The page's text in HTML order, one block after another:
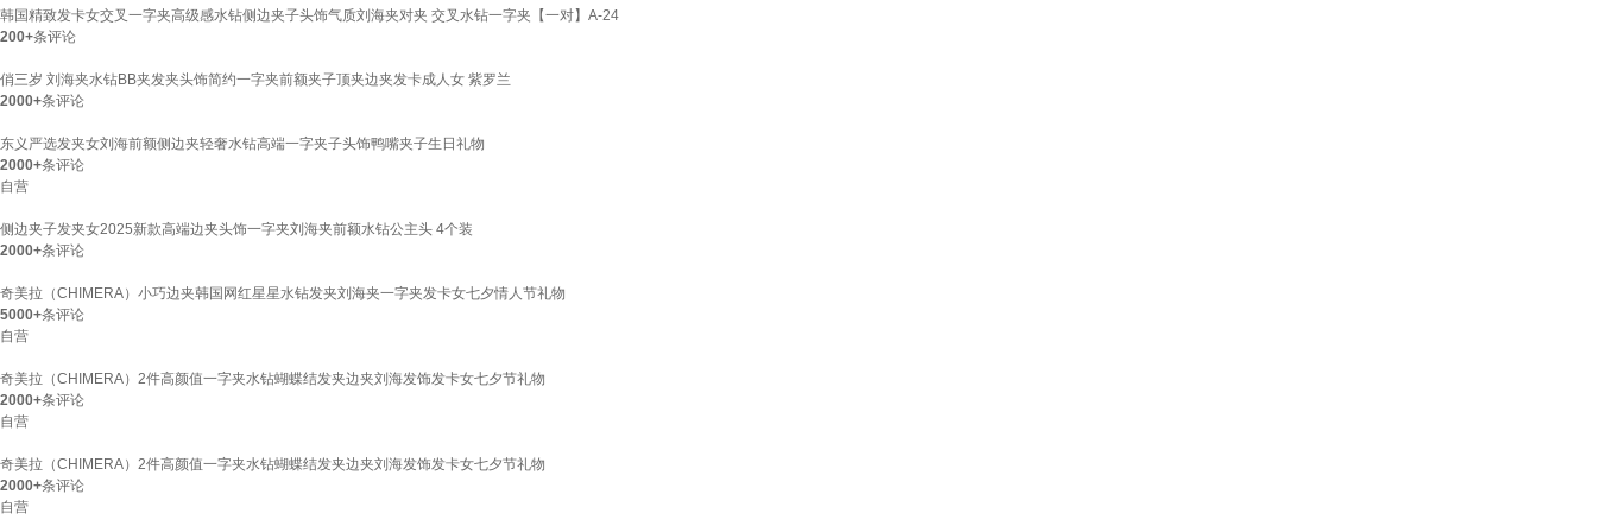
韩国精致发卡女交叉一字夹高级感水钻侧边夹子头饰气质刘海夹对夹 交叉水钻一字夹【一对】A-24
200+条评论
俏三岁 刘海夹水钻BB夹发夹头饰简约一字夹前额夹子顶夹边夹发卡成人女 紫罗兰
2000+条评论
东义严选发夹女刘海前额侧边夹轻奢水钻高端一字夹子头饰鸭嘴夹子生日礼物
2000+条评论
自营
侧边夹子发夹女2025新款高端边夹头饰一字夹刘海夹前额水钻公主头 4个装
2000+条评论
奇美拉（CHIMERA）小巧边夹韩国网红星星水钻发夹刘海夹一字夹发卡女七夕情人节礼物
5000+条评论
自营
奇美拉（CHIMERA）2件高颜值一字夹水钻蝴蝶结发夹边夹刘海发饰发卡女七夕节礼物
2000+条评论
自营
奇美拉（CHIMERA）2件高颜值一字夹水钻蝴蝶结发夹边夹刘海发饰发卡女七夕节礼物
2000+条评论
自营